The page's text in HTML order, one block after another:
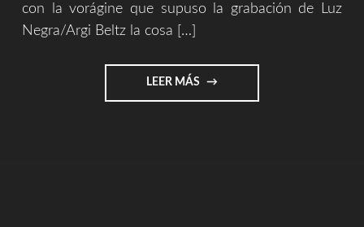
con la vorágine que supuso la grabación de Luz
Negra/Argi Beltz la cosa […]
LEER MÁS "DOCUMENTO
HISTORICO